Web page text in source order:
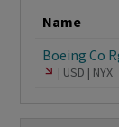
Name
Boeing Co
USD NYX